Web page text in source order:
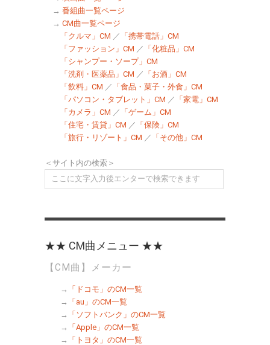
→ 番組曲一覧ページ
→ CM曲一覧ページ
「クルマ」CM ／ 「携帯電話」CM
「ファッション」CM ／ 「化粧品」CM
「シャンプー・ソープ」CM
「洗剤・医薬品」CM ／ 「お酒」CM
「飲料」CM ／ 「食品・菓子・外食」CM
「パソコン・タブレット」CM ／ 「家電」CM
「カメラ」CM ／ 「ゲーム」CM
「住宅・賃貸」CM ／ 「保険」CM
「旅行・リゾート」CM ／ 「その他」CM
＜サイト内の検索＞
★★ CM曲メニュー ★★
【CM曲】メーカー
→
「ドコモ」のCM一覧
→
「au」のCM一覧
→
「ソフトバンク」のCM一覧
→
「Apple」のCM一覧
→
「トヨタ」のCM一覧